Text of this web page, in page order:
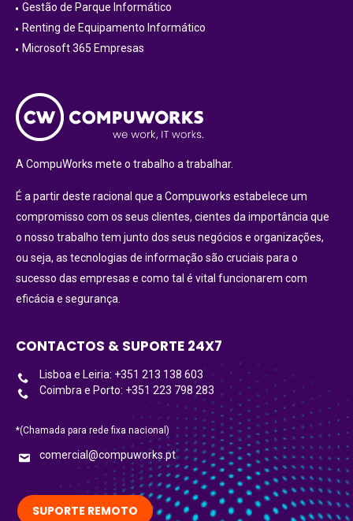
Gestão de Parque Informático
Renting de Equipamento Informático
Microsoft 365 Empresas
A CompuWorks mete o trabalho a trabalhar.
É a partir deste racional que a Compuworks estabelece um
compromisso com os seus clientes, cientes da importância que
o nosso trabalho tem junto dos seus negócios e organizações,
ou seja, as tecnologias de informação são cruciais para o
sucesso das empresas e como tal é vital funcionarem com
eficácia e segurança.
CONTACTOS & SUPORTE 24X7
Lisboa e Leiria: +351 213 138 603
Coimbra e Porto: +351 223 798 283
*(Chamada para rede fixa nacional)
comercial@compuworks.pt
SUPORTE REMOTO